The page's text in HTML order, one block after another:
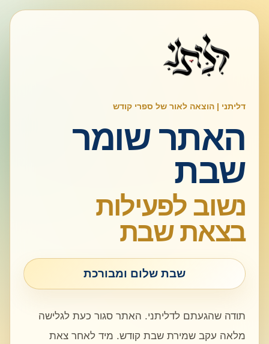
דליתני | הוצאה לאור של ספרי קודש
האתר שומר
שבת
נשוב לפעילות
בצאת שבת
שבת שלום ומבורכת
תודה שהגעתם לדליתני. האתר סגור כעת לגלישה
מלאה עקב שמירת שבת קודש. מיד לאחר צאת